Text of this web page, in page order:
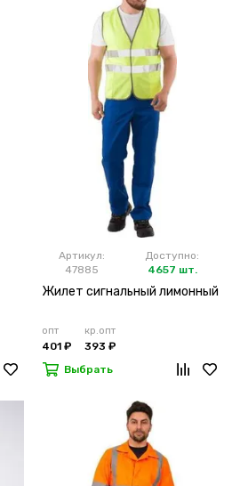
Артикул:
47885
Доступно:
4657 шт.
Жилет сигнальный лимонный
опт
401 ₽
кр.опт
393 ₽
Выбрать